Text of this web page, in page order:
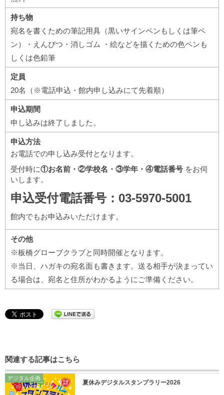
持ち物
宛名を書くための筆記用具（黒いサインペンもしくは筆ペ
ン）・えんぴつ・消しゴム ・絵などを描くための色ペンも
しくは色鉛筆
定員
20名（※電話申込・館内申し込みにて先着順）
申込期間
申し込みは終了しました。
申込方法
お電話での申し込み受付となります。
受付時に①お名前・②学校名・③学年・④電話番号 をお伺
いします。
申込受付電話番号：03-5970-5001
館内でもお申込みいただけます。
その他
※板橋グローブクラブと同時開催となります。
※当日、ハガキの宛名面も書きます。送る相手が決まってい
る場合は、宛名と住所がわかるようにご準備ください。
関連する記事はこちら
デジタル企画
夏休みデジタルスタンプラリー2026